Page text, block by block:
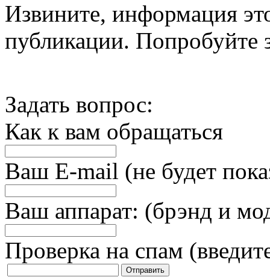
Извините, информация
публикации. Попробуйте
Задать вопрос:
Как к вам обращаться
Ваш E-mail (не будет
Ваш аппарат: (брэнд и
Проверка на спам